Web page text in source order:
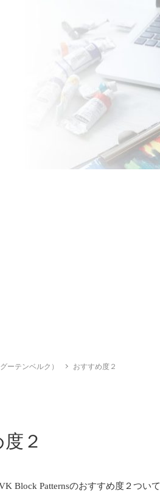
ーテンベルク） おすすめ度２
２
Block Patternsのおすすめ度２ついて